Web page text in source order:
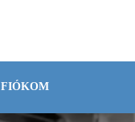
FIÓKOM